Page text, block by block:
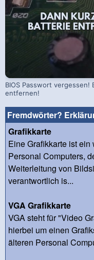
BIOS Passwort vergessen!
entfernen!
Fremdwörter?
Grafikkarte
Eine Grafikkarte ist
Personal Computers,
Weiterleitung von
verantwortlich is...
VGA Grafikkarte
VGA steht für "Video
hierbei um einen
älteren Personal